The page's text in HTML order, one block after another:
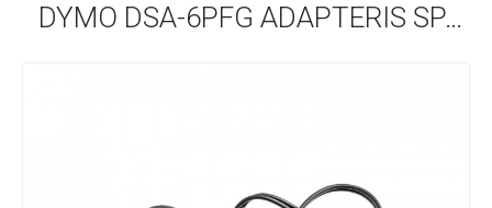
DYMO DSA-6PFG ADAPTERIS SPAUSDINTUVAMS LABELMANAGER 280 / 420P